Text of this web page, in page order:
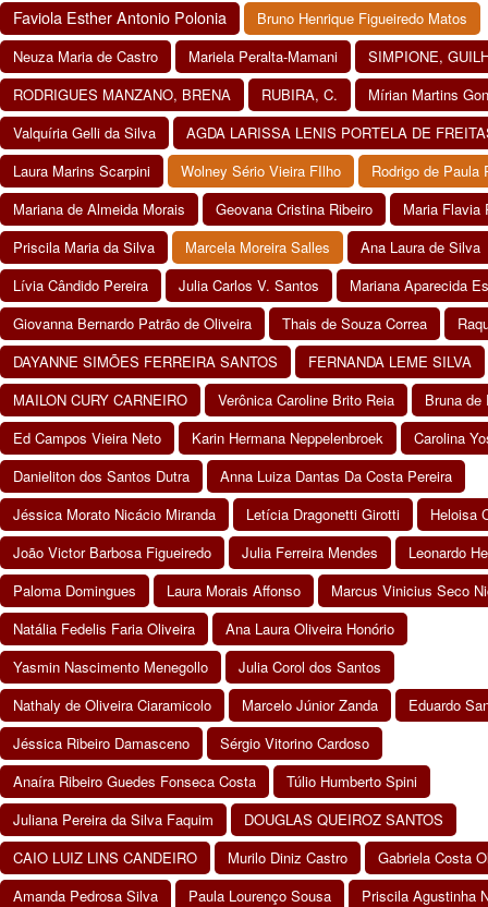
Faviola Esther Antonio Polonia
Bruno Henrique Figueiredo Matos
Neuza Maria de Castro
Mariela Peralta-Mamani
SIMPIONE,
RODRIGUES MANZANO, BRENA
RUBIRA, C.
Mírian Martins
Valquíria Gelli da Silva
AGDA LARISSA LENIS PORTELA DE
Laura Marins Scarpini
Wolney Sério Vieira FIlho
Rodrigo de Paula
Mariana de Almeida Morais
Geovana Cristina Ribeiro
Maria Flavia
Priscila Maria da Silva
Marcela Moreira Salles
Ana Laura de Silva
Lívia Cândido Pereira
Julia Carlos V. Santos
Mariana Aparecida
Giovanna Bernardo Patrão de Oliveira
Thais de Souza Correa
DAYANNE SIMÕES FERREIRA SANTOS
FERNANDA LEME SILVA
MAILON CURY CARNEIRO
Verônica Caroline Brito Reia
Bruna de
Ed Campos Vieira Neto
Karin Hermana Neppelenbroek
Carolina
Danieliton dos Santos Dutra
Anna Luiza Dantas Da Costa Pereira
Jéssica Morato Nicácio Miranda
Letícia Dragonetti Girotti
Heloisa
João Victor Barbosa Figueiredo
Julia Ferreira Mendes
Leonardo
Paloma Domingues
Laura Morais Affonso
Marcus Vinicius Seco
Natália Fedelis Faria Oliveira
Ana Laura Oliveira Honório
Yasmin Nascimento Menegollo
Julia Corol dos Santos
Nathaly de Oliveira Ciaramicolo
Marcelo Júnior Zanda
Eduardo
Jéssica Ribeiro Damasceno
Sérgio Vitorino Cardoso
Anaíra Ribeiro Guedes Fonseca Costa
Túlio Humberto Spini
Juliana Pereira da Silva Faquim
DOUGLAS QUEIROZ SANTOS
CAIO LUIZ LINS CANDEIRO
Murilo Diniz Castro
Gabriela Costa
Amanda Pedrosa Silva
Paula Lourenço Sousa
Priscila Agustinha